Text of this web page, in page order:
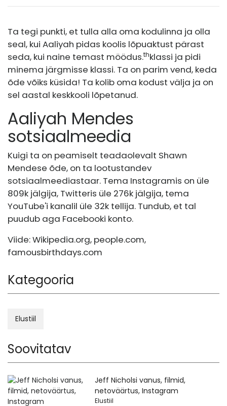
Ta tegi punkti, et tulla alla oma kodulinna ja olla
seal, kui Aaliyah pidas koolis lõpuaktust pärast
seda, kui naine temast möödus.thklassi ja pidi
minema järgmisse klassi. Ta on parim vend, keda
õde võiks küsida! Ta kolib oma kodust välja ja on
sel aastal keskkooli lõpetanud.
Aaliyah Mendes
sotsiaalmeedia
Kuigi ta on peamiselt teadaolevalt Shawn
Mendese õde, on ta lootustandev
sotsiaalmeediastaar. Tema Instagramis on üle
809k jälgija, Twitteris üle 276k jälgija, tema
YouTube'i kanalil üle 32k tellija. Tundub, et tal
puudub aga Facebooki konto.
Viide:Wikipedia.org, people.com,
famousbirthdays.com
Kategooria
Elustiil
Soovitatav
Jeff Nicholsi vanus, filmid,
netoväärtus, Instagram
Elustiil